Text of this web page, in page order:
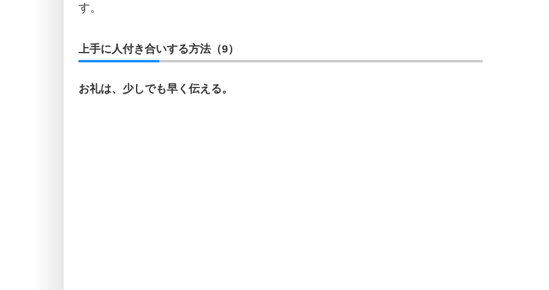
す。
上手に人付き合いする方法（9）
お礼は、少しでも早く伝える。